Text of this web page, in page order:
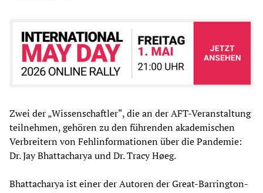
Zwei der „Wissenschaftler“, die an der AFT-Veranstaltung
teilnehmen, gehören zu den führenden akademischen
Verbreitern von Fehlinformationen über die Pandemie:
Dr. Jay Bhattacharya und Dr. Tracy Høeg.
Bhattacharya ist einer der Autoren der Great-Barrington-